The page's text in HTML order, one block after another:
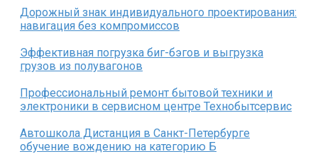
Дорожный знак индивидуального проектирования:
навигация без компромиссов
Эффективная погрузка биг-бэгов и выгрузка
грузов из полувагонов
Профессиональный ремонт бытовой техники и
электроники в сервисном центре Технобытсервис
Автошкола Дистанция в Санкт-Петербурге
обучение вождению на категорию Б